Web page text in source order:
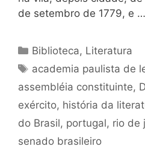
de setembro de 1779, e …
Categorias
Biblioteca, Literatura
Tags
academia paulista de
assembléia constituinte,
exército, história da
do Brasil, portugal, rio de
senado brasileiro